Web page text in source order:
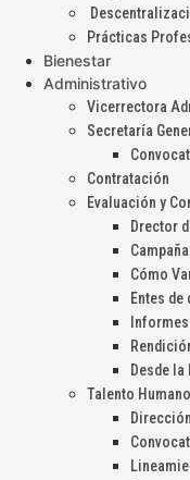
Prácticas
Bienestar
Administrativo
Vicerrectora
Secretaría
Contratación
Evaluación y
Drector
Cómo
Entes de
Desde
Talento Humano